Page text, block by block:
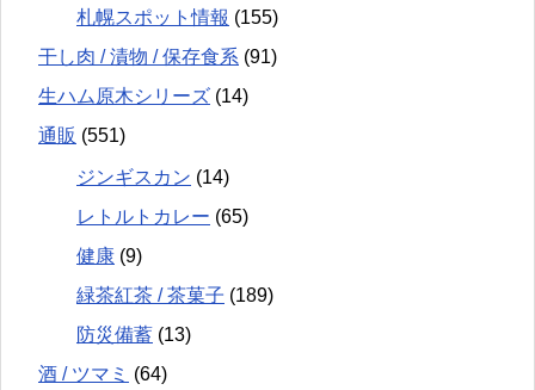
札幌スポット情報 (155)
干し肉 / 漬物 / 保存食系 (91)
生ハム原木シリーズ (14)
通販 (551)
ジンギスカン (14)
レトルトカレー (65)
健康 (9)
緑茶紅茶 / 茶菓子 (189)
防災備蓄 (13)
酒 / ツマミ (64)